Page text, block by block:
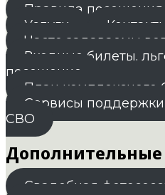
Правила посещения
Услуги
Часто задаваемы
Входные билеты.
посещение
План комплексного
Сервисы поддержки
СВО
Дополнительные
Свадебная